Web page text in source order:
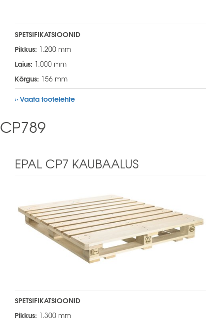
SPETSIFIKATSIOONID
Pikkus: 1.200 mm
Laius: 1.000 mm
Kõrgus: 156 mm
» Vaata tootelehte
CP789
EPAL CP7 KAUBAALUS
SPETSIFIKATSIOONID
Pikkus: 1.300 mm